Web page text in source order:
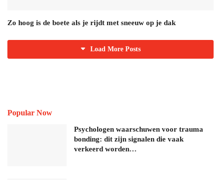
Zo hoog is de boete als je rijdt met sneeuw op je dak
Load More Posts
Popular Now
Psychologen waarschuwen voor trauma
bonding: dit zijn signalen die vaak
verkeerd worden…